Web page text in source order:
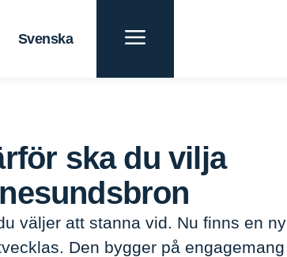
Svenska
ska du vilja
väljer att stanna vid. Nu finns en ny
Den bygger på engagemang